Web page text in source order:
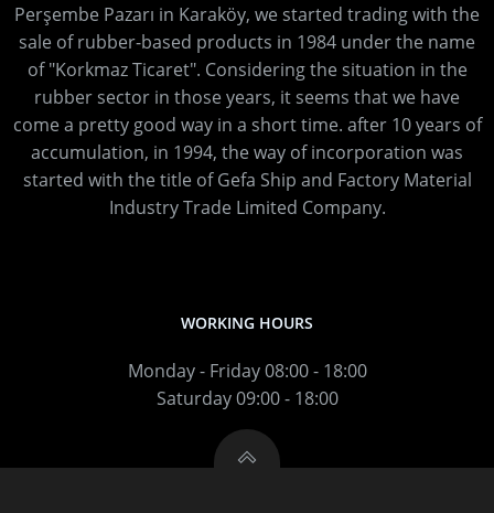
Perşembe Pazarı in Karaköy, we started trading with the
sale of rubber-based products in 1984 under the name
of "Korkmaz Ticaret". Considering the situation in the
rubber sector in those years, it seems that we have
come a pretty good way in a short time. after 10 years of
accumulation, in 1994, the way of incorporation was
started with the title of Gefa Ship and Factory Material
Industry Trade Limited Company.
WORKING HOURS
Monday - Friday 08:00 - 18:00
Saturday 09:00 - 18:00